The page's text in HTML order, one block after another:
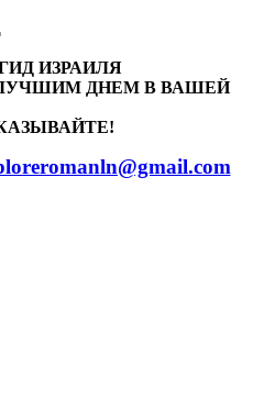
ИЗРАИЛЯ
ДНЕМ В ВАШЕЙ